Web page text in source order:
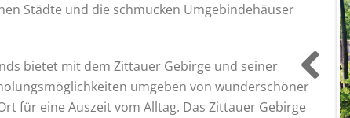
Städte und die schmucken Umgebindehäuser
bietet mit dem Zittauer Gebirge und seiner
umgeben von wunderschöner
für eine Auszeit vom Alltag. Das Zittauer Gebirge
Previ
ous